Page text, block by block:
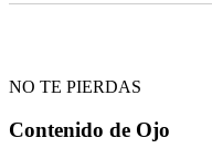
NO TE PIERDAS
Contenido de Ojo